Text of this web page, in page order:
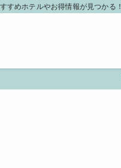
すめホテルやお得情報が見つかる！